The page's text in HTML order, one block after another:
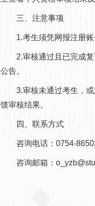
三、注意事项
1.考生须凭网报注册账
2.审核通过且已完成复
公告。
3.审核未通过考生，或
馈审核结果。
四、联系方式
咨询电话：0754-
咨询邮箱：